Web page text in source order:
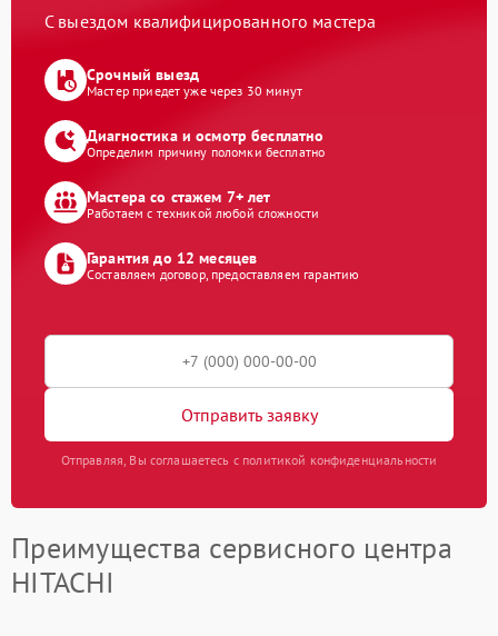
С выездом квалифицированного мастера
Срочный выезд
Мастер приедет уже через 30 минут
Диагностика и осмотр бесплатно
Определим причину поломки бесплатно
Мастера со стажем 7+ лет
Работаем с техникой любой сложности
Гарантия до 12 месяцев
Составляем договор, предоставляем гарантию
Отправить заявку
Отправляя, Вы соглашаетесь с политикой конфиденциальности
Преимущества сервисного центра
HITACHI